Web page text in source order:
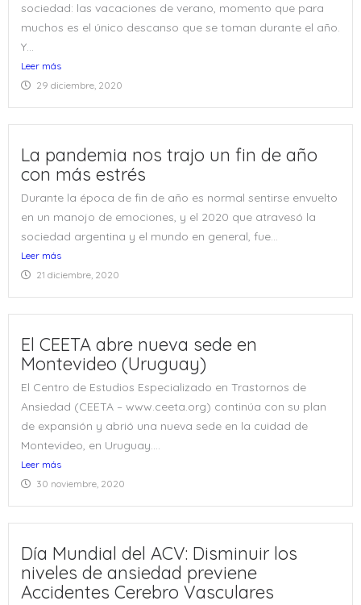
sociedad: las vacaciones de verano, momento que para
muchos es el único descanso que se toman durante el año.
Y...
Leer más
29 diciembre, 2020
La pandemia nos trajo un fin de año
con más estrés
Durante la época de fin de año es normal sentirse envuelto
en un manojo de emociones, y el 2020 que atravesó la
sociedad argentina y el mundo en general, fue...
Leer más
21 diciembre, 2020
El CEETA abre nueva sede en
Montevideo (Uruguay)
El Centro de Estudios Especializado en Trastornos de
Ansiedad (CEETA – www.ceeta.org) continúa con su plan
de expansión y abrió una nueva sede en la cuidad de
Montevideo, en Uruguay....
Leer más
30 noviembre, 2020
Día Mundial del ACV: Disminuir los
niveles de ansiedad previene
Accidentes Cerebro Vasculares